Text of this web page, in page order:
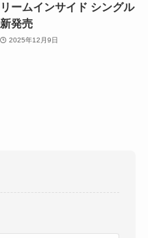
リームインサイド シングル
新発売
2025年12月9日